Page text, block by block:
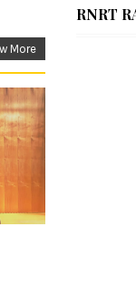
More
RNRT